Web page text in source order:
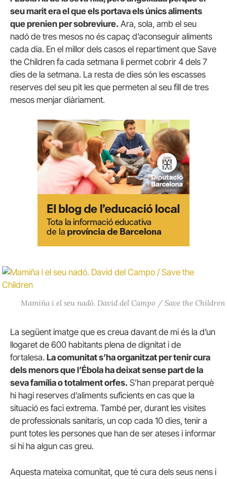
seu marit era el que els portava els únics aliments
que prenien per sobreviure. Ara, sola, amb el seu
nadó de tres mesos no és capaç d’aconseguir aliments
cada dia. En el millor dels casos el repartiment que Save
the Children fa cada setmana li permet cobrir 4 dels 7
dies de la setmana. La resta de dies són les escasses
reserves del seu pit les que permeten al seu fill de tres
mesos menjar diàriament.
Mamiña i el seu nadó. David del Campo / Save the Children
La següent imatge que es creua davant de mi és la d’un
llogaret de 600 habitants plena de dignitat i de
fortalesa. La comunitat s’ha organitzat per tenir cura
dels menors que l’Ébola ha deixat sense part de la
seva família o totalment orfes. S’han preparat perquè
hi hagi reserves d’aliments suficients en cas que la
situació es faci extrema. També per, durant les visites
de professionals sanitaris, un cop cada 10 dies, tenir a
punt totes les persones que han de ser ateses i informar
si hi ha algun cas greu.
Aquesta mateixa comunitat, que té cura dels seus nens i